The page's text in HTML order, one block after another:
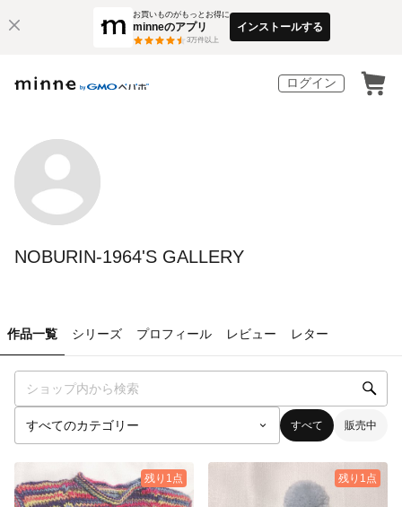
お買いものがもっとお得に
minneのアプリ
3万件以上
インストールする
ログイン
NOBURIN-1964'S GALLERY
作品一覧 シリーズ プロフィール レビュー レター
すべて 販売中
残り1点 残り1点